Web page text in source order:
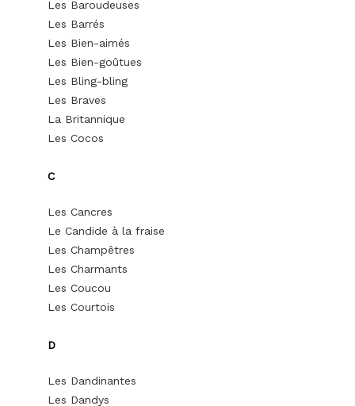
Les Baroudeuses
Les Barrés
Les Bien-aimés
Les Bien-goûtues
Les Bling-bling
Les Braves
La Britannique
Les Cocos
C
Les Cancres
Le Candide à la fraise
Les Champêtres
Les Charmants
Les Coucou
Les Courtois
D
Les Dandinantes
Les Dandys